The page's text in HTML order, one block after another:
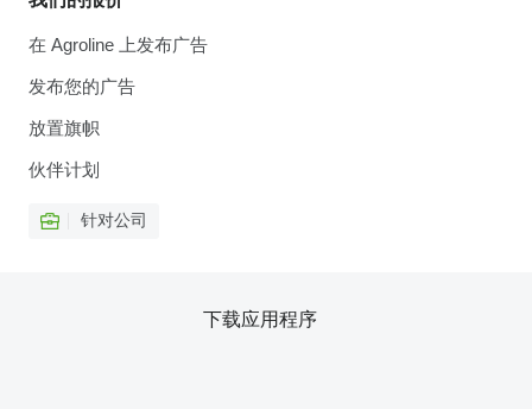
在 Agroline 上发布广告
发布您的广告
放置旗帜
伙伴计划
针对公司
下载应用程序